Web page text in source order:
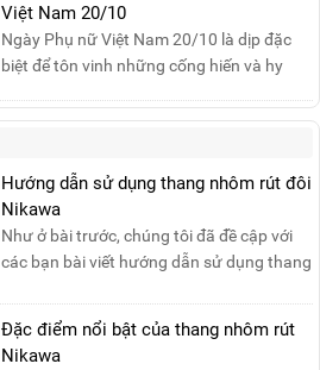
Việt Nam 20/10
Ngày Phụ nữ Việt Nam 20/10 là dịp đặc
biệt để tôn vinh những cống hiến và hy
Khởi nguồn từ sự ra đời của Hội Phụ nữ
này không chỉ ghi nhận vai trò quan trọng
của phụ nữ ...
Hướng dẫn sử dụng thang nhôm rút đôi
Nikawa
Như ở bài trước, chúng tôi đã đề cập với
các bạn bài viết hướng dẫn sử dụng thang
Đặc điểm nổi bật của thang nhôm rút
Nikawa